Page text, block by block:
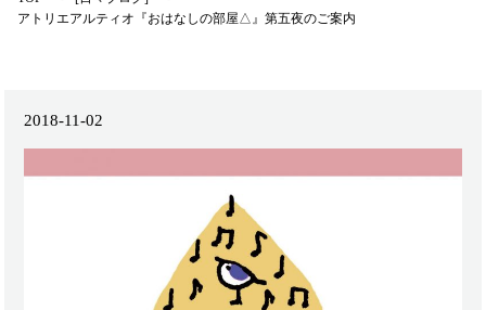
アトリエアルティオ『おはなしの部屋△』第五夜のご案内
2018-11-02